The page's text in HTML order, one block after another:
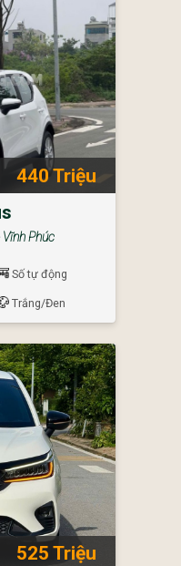
440 Triệu
Phúc
Số tự động
Trắng/Đen
525 Triệu